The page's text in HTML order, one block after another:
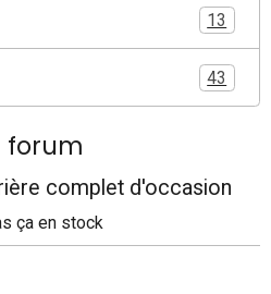
13
43
forum
complet d'occasion
ça en stock